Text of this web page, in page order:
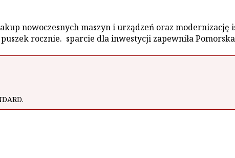
nowoczesnych maszyn i urządzeń oraz
rocznie. sparcie dla inwestycji zapewniła